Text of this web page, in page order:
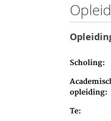
Scholing
opleiding
Te